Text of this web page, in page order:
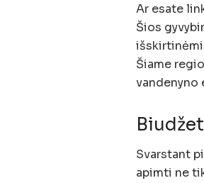
Ar esate
Šios
Šiame
vandenyno
Svarstant
apimti ne